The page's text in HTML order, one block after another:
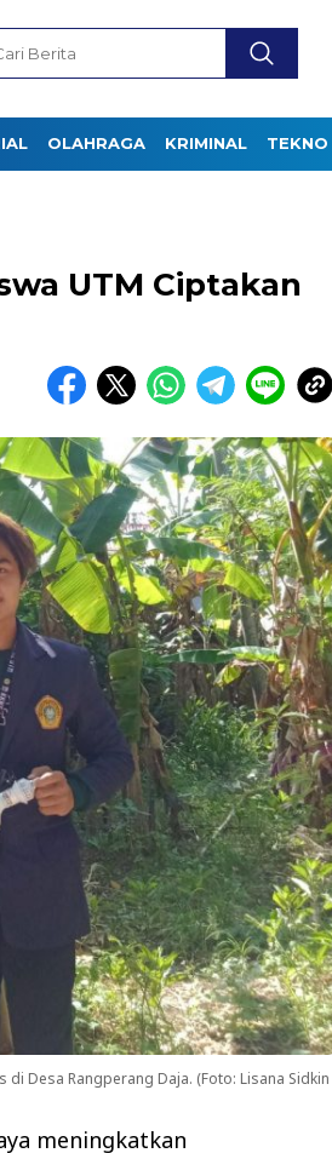
OLAHRAGA KRIMINAL TEKNO
UTM Ciptakan
Desa Rangperang Daja. (Foto: Lisana Sidkin
meningkatkan